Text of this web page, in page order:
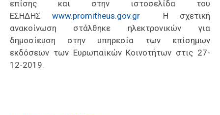
επίσης και στην ιστοσελίδα του
ΕΣΗΔΗΣwww.promitheus.gov.gr Η σχετική
ανακοίνωση στάλθηκε ηλεκτρονικών για
δημοσίευση στην υπηρεσία των επίσημων
εκδόσεων των Ευρωπαϊκών Κοινοτήτων στις 27-
12-2019.